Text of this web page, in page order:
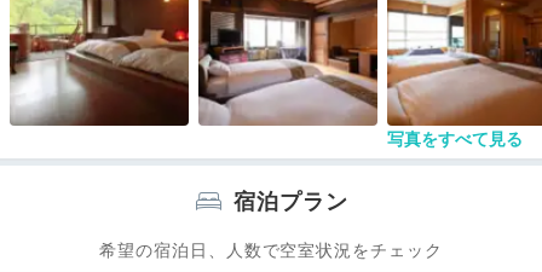
写真をすべて見る
宿泊プラン
希望の宿泊日、人数で空室状況をチェック